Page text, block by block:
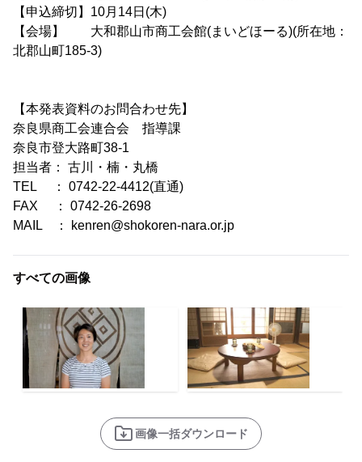
【申込締切】10月14日(木)
【会場】 大和郡山市商工会館(まいどほーる)(所在地：
北郡山町185-3)
【本発表資料のお問合わせ先】
奈良県商工会連合会 指導課
奈良市登大路町38-1
担当者： 古川・楠・丸橋
TEL ： 0742-22-4412(直通)
FAX ： 0742-26-2698
MAIL ： kenren@shokoren-nara.or.jp
すべての画像
画像一括ダウンロード